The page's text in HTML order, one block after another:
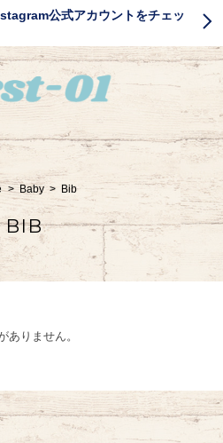
公式アカウントをチェッ
Baby Bib
BIB
りません。